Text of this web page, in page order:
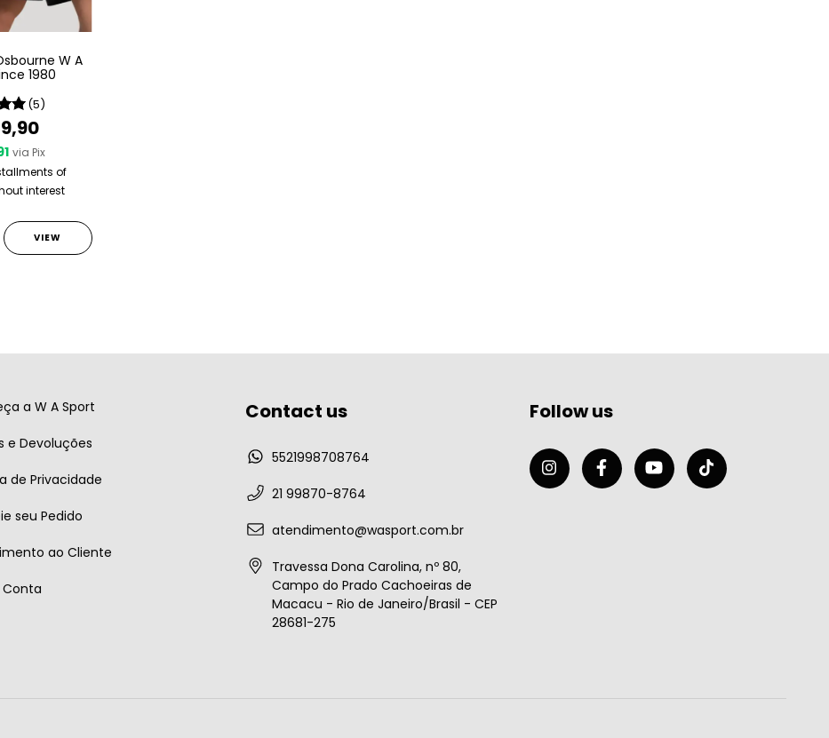
W A
1980
(5)
via Pix
of
interest
VIEW
a W A Sport
e Devoluções
de Privacidade
seu Pedido
ao Cliente
Conta
Contact us
5521998708764
21 99870-8764
atendimento@wasport.com.br
Travessa Dona Carolina, nº 80,
Campo do Prado Cachoeiras de
Macacu - Rio de Janeiro/Brasil - CEP
28681-275
Follow us